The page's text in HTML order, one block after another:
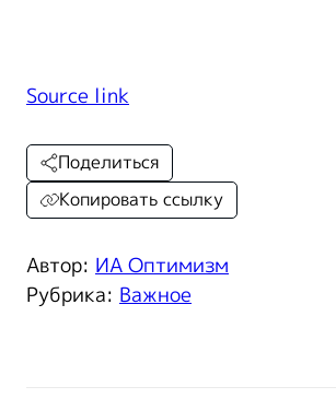
Source link
Автор: ИА Оптимизм
Рубрика: Важное
Поделиться
Копировать ссылку